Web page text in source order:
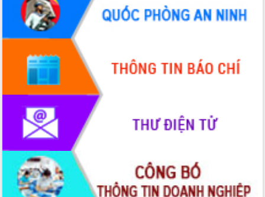
Ứng dụng sinh trắc học - Bước tiến trong hành
trình chuyển đổi số tại Đắk Lắk
Đắk Lắk nâng cao hiệu quả công tác Đảng từ Sổ
tay đảng viên điện tử
Đắk Lắk đẩy mạnh nuôi biển công nghệ, hướng tới
phát triển thủy sản bền vững
Tập huấn nâng cao năng lực triển khai chuyển đổi
số cho cán bộ, công chức cấp xã
Đắk Lắk phát động hưởng ứng Ngày Quyền của
người tiêu dùng Việt Nam 2026
Đẩy mạnh cải cách hành chính, quyết tâm đạt
được mục tiêu tăng trưởng hai con số trong năm
2026
Tổ chức trang trọng Lễ hội Đền thờ Lương Văn
Chánh năm 2026